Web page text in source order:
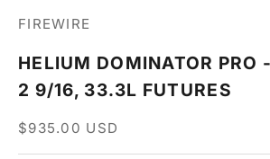
FIREWIRE
HELIUM DOMINATOR
2 9/16, 33.3L FUTURES
セール価格
$935.00 USD